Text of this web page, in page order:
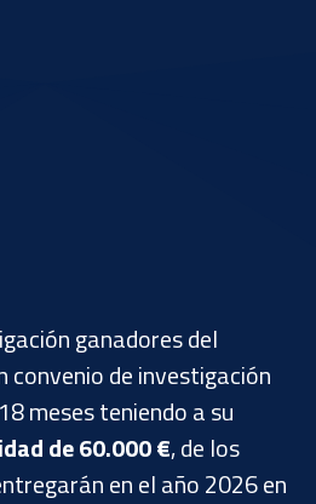
ganadores del
convenio de investigación
meses teniendo a su
de 60.000 €, de los
en el año 2026 en